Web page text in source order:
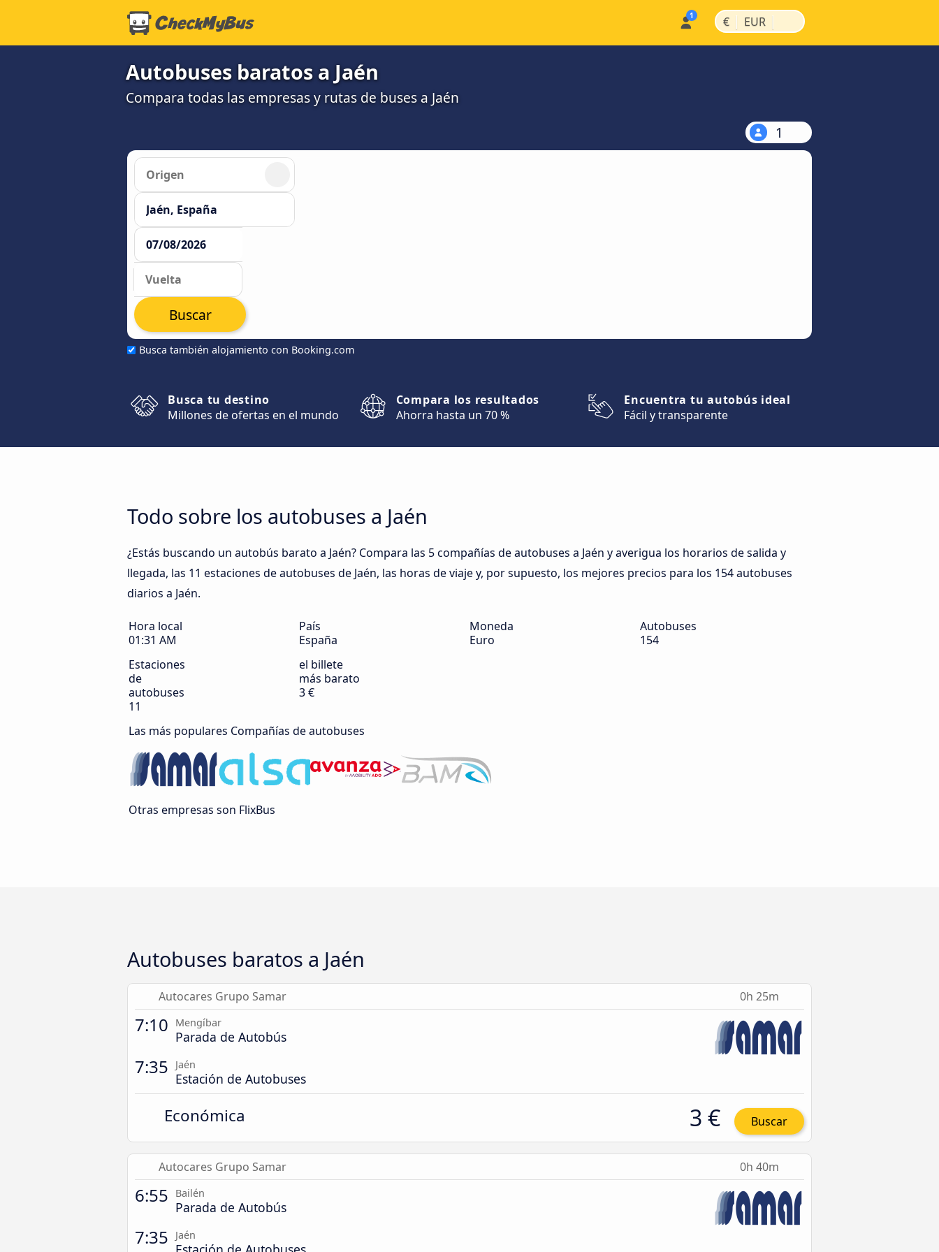
€ | EUR |
Autobuses baratos a Jaén
Compara todas las empresas y rutas de buses a Jaén
1
Busca también alojamiento con Booking.com
Buscar
Busca tu destino
Millones de ofertas en el mundo
Compara los resultados
Ahorra hasta un 70 %
Encuentra tu autobús ideal
Fácil y transparente
Todo sobre los autobuses a Jaén
¿Estás buscando un autobús barato a Jaén? Compara las 5 compañías de autobuses a Jaén y averigua los horarios de salida y
llegada, las 11 estaciones de autobuses de Jaén, las horas de viaje y, por supuesto, los mejores precios para los 154 autobuses
diarios a Jaén.
Hora local
01:31 AM
País
España
Moneda
Euro
Autobuses
154
Estaciones
de
autobuses
11
el billete
más barato
3 €
Las más populares Compañías de autobuses
Otras empresas son FlixBus
Autobuses baratos a Jaén
Autocares Grupo Samar 0h 25m
7:10 Mengíbar
Parada de Autobús
7:35 Jaén
Estación de Autobuses
Económica 3 € Buscar
Autocares Grupo Samar 0h 40m
6:55 Bailén
Parada de Autobús
7:35 Jaén